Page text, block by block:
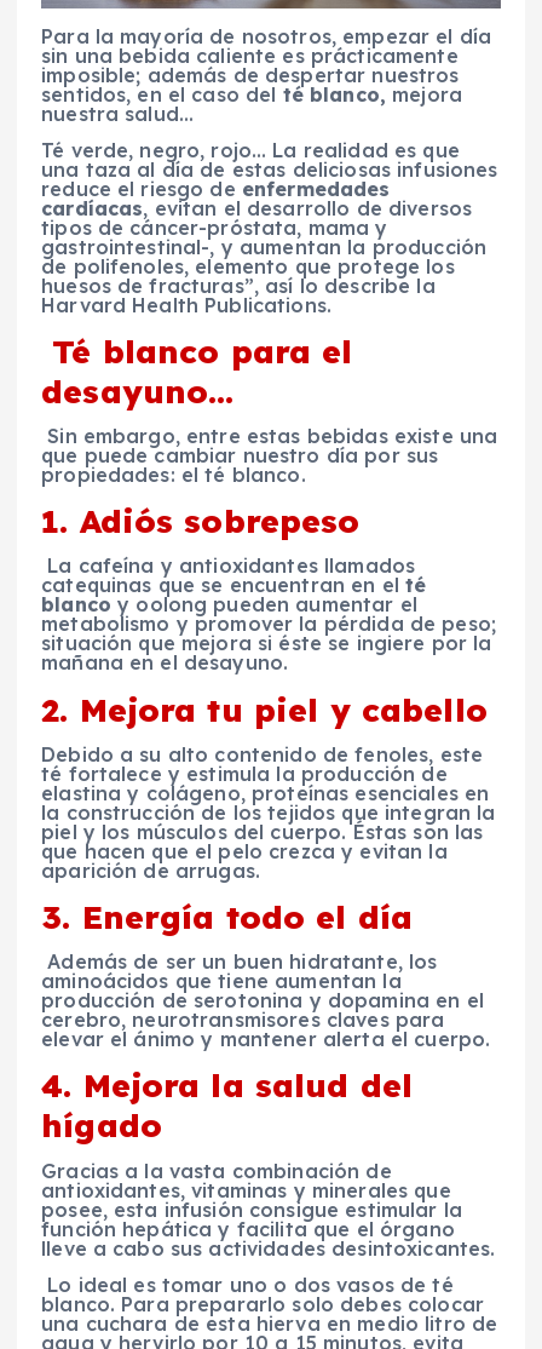
Para la mayoría de nosotros, empezar el día
sin una bebida caliente es prácticamente
imposible; además de despertar nuestros
sentidos, en el caso del té blanco, mejora
nuestra salud…
Té verde, negro, rojo… La realidad es que
una taza al día de estas deliciosas infusiones
reduce el riesgo de enfermedades
cardíacas, evitan el desarrollo de diversos
tipos de cáncer-próstata, mama y
gastrointestinal-, y aumentan la producción
de polifenoles, elemento que protege los
huesos de fracturas”, así lo describe la
Harvard Health Publications.
Té blanco para el
desayuno…
Sin embargo, entre estas bebidas existe una
que puede cambiar nuestro día por sus
propiedades: el té blanco.
1. Adiós sobrepeso
La cafeína y antioxidantes llamados
catequinas que se encuentran en elté
blancoy oolong pueden aumentar el
metabolismo y promover la pérdida de peso;
situación que mejora si éste se ingiere por la
mañana en el desayuno.
2. Mejora tu piel y cabello
Debido a su alto contenido de fenoles, este
té fortalece y estimula la producción de
elastina y colágeno, proteínas esenciales en
la construcción de los tejidos que integran la
piel y los músculos del cuerpo. Éstas son las
que hacen que el pelo crezca y evitan la
aparición de arrugas.
3. Energía todo el día
Además de ser un buen hidratante, los
aminoácidos que tiene aumentan la
producción de serotonina y dopamina en el
cerebro, neurotransmisores claves para
elevar el ánimo y mantener alerta el cuerpo.
4. Mejora la salud del
hígado
Gracias a la vasta combinación de
antioxidantes, vitaminas y minerales que
posee, esta infusión consigue estimular la
función hepática y facilita que el órgano
lleve a cabo sus actividades desintoxicantes.
Lo ideal es tomar uno o dos vasos de té
blanco. Para prepararlo solo debes colocar
una cuchara de esta hierva en medio litro de
agua y hervirlo por 10 a 15 minutos, evita